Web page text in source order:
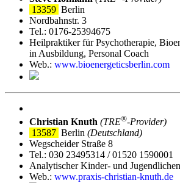
13359 Berlin
Nordbahnstr. 3
Tel.: 0176-25394675
Heilpraktiker für Psychotherapie,
in Ausbildung, Personal Coach
Web.: www.bioenergeticsberlin.com
Christian Knuth (TRE®‑Provider)
13587 Berlin (Deutschland)
Wegscheider Straße 8
Tel.: 030 23495314 / 01520 1590001
Analytischer Kinder- und
Web.: www.praxis-christian-knuth.de